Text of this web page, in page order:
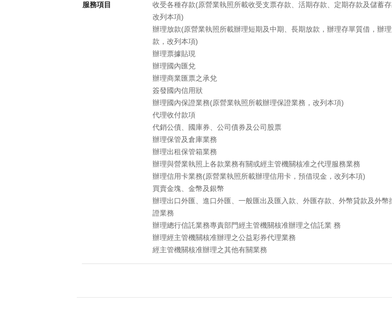
服務項目
收受各種存款(原營業執照所載收受支票存款、活期存款、定期存款及儲蓄存
改列本項)
辦理放款(原營業執照所載辦理短期及中期、長期放款，辦理存單質借，辦
款，改列本項)
辦理票據貼現
辦理國內匯兌
辦理商業匯票之承兌
簽發國內信用狀
辦理國內保證業務(原營業執照所載辦理保證業務，改列本項)
代理收付款項
代銷公債、國庫券、公司債券及公司股票
辦理保管及倉庫業務
辦理出租保管箱業務
辦理與營業執照上各款業務有關或經主管機關核准之代理服務業務
辦理信用卡業務(原營業執照所載辦理信用卡，預借現金，改列本項)
買賣金塊、金幣及銀幣
辦理出口外匯、進口外匯、一般匯出及匯入款、外匯存款、外幣貸款及外幣
證業務
辦理總行信託業務專責部門經主管機關核准辦理之信託業 務
辦理經主管機關核准辦理之公益彩券代理業務
經主管機關核准辦理之其他有關業務